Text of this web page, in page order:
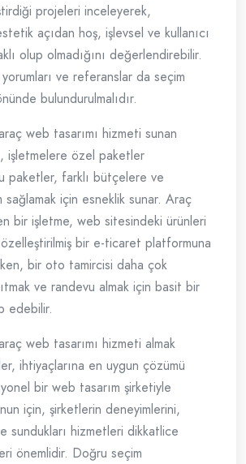
projeleri inceleyerek,
açıdan hoş, işlevsel ve kullanıcı
olup olmadığını değerlendirebilir.
ve referanslar da seçim
bulundurulmalıdır.
web tasarımı hizmeti sunan
işletmelere özel paketler
paketler, farklı bütçelere ve
sağlamak için esneklik sunar. Araç
bir işletme, web sitesindeki ürünleri
bir e-ticaret platformuna
bir oto tamircisi daha çok
ve randevu almak için basit bir
edebilir.
web tasarımı hizmeti almak
ihtiyaçlarına en uygun çözümü
bir web tasarım şirketiyle
için, şirketlerin deneyimlerini,
sundukları hizmetleri dikkatlice
önemlidir. Doğru seçim